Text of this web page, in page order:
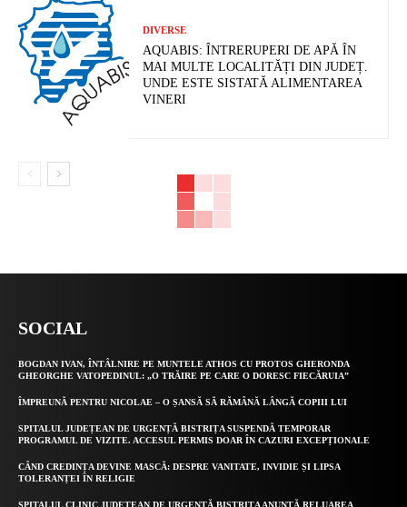
DIVERSE
AQUABIS: ÎNTRERUPERI DE APĂ ÎN
MAI MULTE LOCALITĂȚI DIN JUDEȚ.
UNDE ESTE SISTATĂ ALIMENTAREA
VINERI